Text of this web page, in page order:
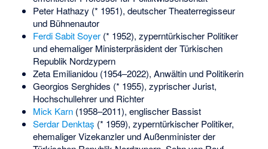
Peter Hathazy (* 1951), deutscher Theaterregisseur
und Bühnenautor
Ferdi Sabit Soyer(* 1952), zyperntürkischer Politiker
und ehemaliger Ministerpräsident der Türkischen
Republik Nordzypern
Zeta Emilianidou(1954–2022), Anwältin und Politikerin
Georgios Serghides (* 1955), zyprischer Jurist,
Hochschullehrer und Richter
Mick Karn(1958–2011), englischer Bassist
Serdar Denktaş (* 1959), zyperntürkischer Politiker,
ehemaliger Vizekanzler und Außenminister der